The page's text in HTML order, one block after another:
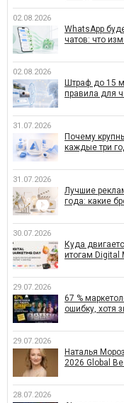
02.08.2026
WhatsApp
чатов: что
02.08.2026
Штраф до 15
правила для
31.07.2026
Почему
каждые три
31.07.2026
Лучшие
года: какие
30.07.2026
Куда
итогам Digital
29.07.2026
67 %
ошибку, хотя
29.07.2026
Наталья
2026 Global
28.07.2026